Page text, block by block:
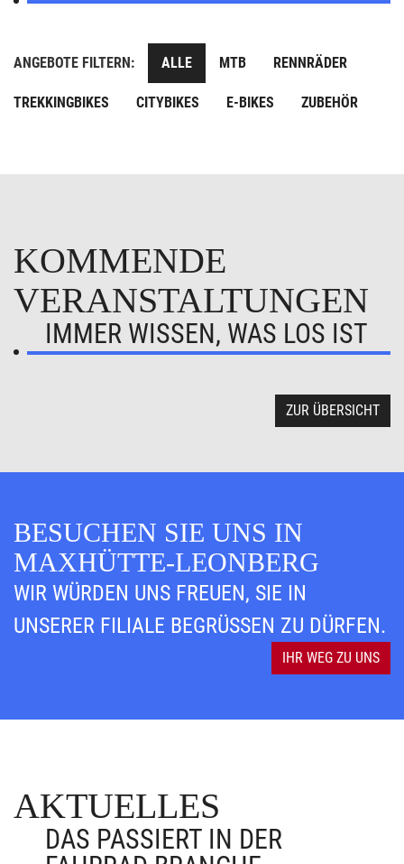
ANGEBOTE FILTERN: ALLE MTB RENNRÄDER
TREKKINGBIKES CITYBIKES E-BIKES ZUBEHÖR
KOMMENDE
VERANSTALTUNGEN
IMMER WISSEN, WAS LOS IST
ZUR ÜBERSICHT
BESUCHEN SIE UNS IN
MAXHÜTTE-LEONBERG
WIR WÜRDEN UNS FREUEN, SIE IN
UNSERER FILIALE BEGRÜSSEN ZU DÜRFEN.
IHR WEG ZU UNS
AKTUELLES
DAS PASSIERT IN DER